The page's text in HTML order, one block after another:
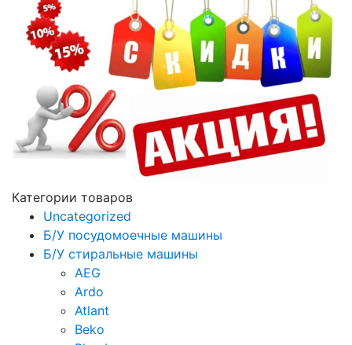
Категории товаров
Uncategorized
Б/У посудомоечные машины
Б/У стиральные машины
AEG
Ardo
Atlant
Beko